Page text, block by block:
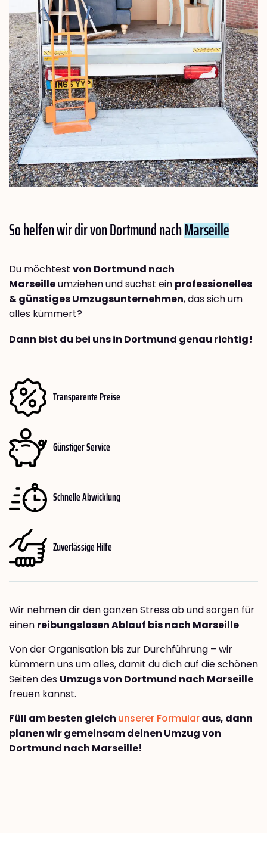
So helfen wir dir von Dortmund nachMarseille
Du möchtest von Dortmund nach
Marseilleumziehen und suchst ein professionelles
& günstiges Umzugsunternehmen, das sich um
alles kümmert?
Dann bist du bei uns in Dortmund genau richtig!
Transparente Preise
Günstiger Service
Schnelle Abwicklung
Zuverlässige Hilfe
Wir nehmen dir den ganzen Stress ab und sorgen für
einen reibungslosen Ablauf bis nach Marseille
Von der Organisation bis zur Durchführung – wir
kümmern uns um alles, damit du dich auf die schönen
Seiten des Umzugs von Dortmund nach Marseille
freuen kannst.
Füll am besten gleich unserer Formularaus, dann
planen wir gemeinsam deinen Umzug von
Dortmund nach Marseille!